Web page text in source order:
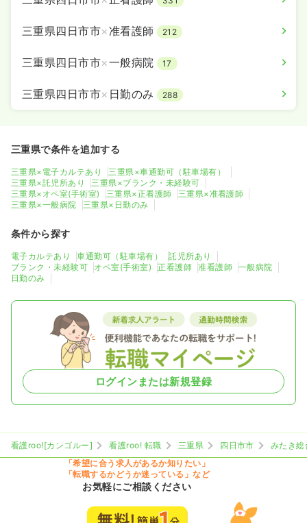
三重県四日市市×准看護師 212
三重県四日市市×一般病院 17
三重県四日市市× 日勤のみ 288
三重県で条件を追加する
三重県×電子カルテあり
三重県×車通勤可（駐車場有）
三重県×託児所あり
三重県×ブランク・未経験可
三重県×オペ室(手術室)
三重県×正看護師
三重県×准看護師
三重県×一般病院
三重県×日勤のみ
条件から探す
電子カルテあり 車通勤可（駐車場有）
託児所あり
ブランク・未経験可
オペ室(手術室) 正看護師 准看護師
一般病院
日勤のみ
ログインまたは新規登録
看護roo![カンゴルー] 看護roo! 転職 三重県 四日市市
みたき総
「希望に合う求人があるか知りたい」
「転職するかどうか迷っている」など
お気軽にご相談ください